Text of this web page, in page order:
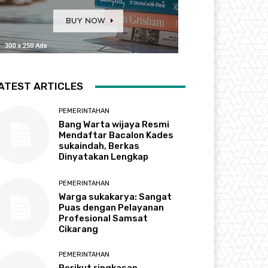
ARTICLES
PEMERINTAHAN
Bang Warta wijaya Resmi
Mendaftar Bacalon Kades
sukaindah, Berkas
Dinyatakan Lengkap
PEMERINTAHAN
Warga sukakarya: Sangat
Puas dengan Pelayanan
Profesional Samsat
Cikarang
PEMERINTAHAN